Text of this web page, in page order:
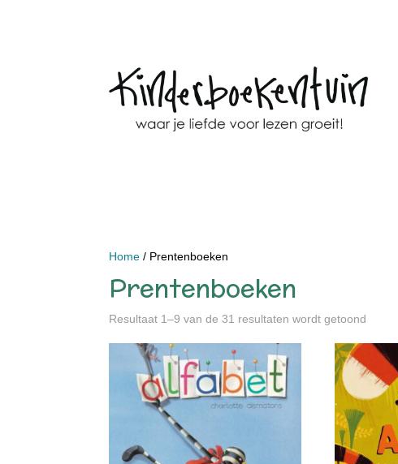
Home / Prentenboeken
Prentenboeken
Resultaat 1–9 van de 31 resultaten wordt getoond